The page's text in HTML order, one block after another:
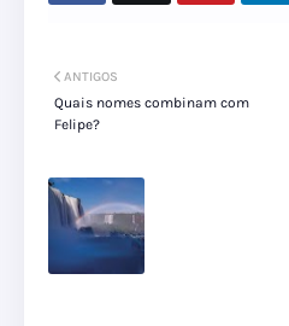
ANTIGOS
Quais nomes combinam com
Felipe?